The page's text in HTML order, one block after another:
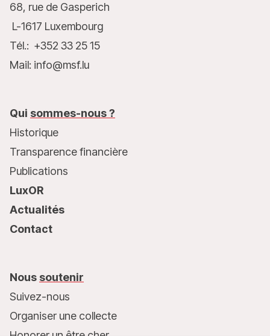
68, rue de Gasperich
L-1617 Luxembourg
Tél.: +352 33 25 15
Mail: info@msf.lu
Qui sommes-nous ?
Historique
Transparence financière
Publications
LuxOR
Actualités
Contact
Nous soutenir
Suivez-nous
Organiser une collecte